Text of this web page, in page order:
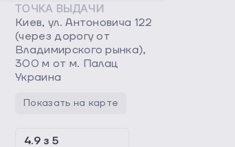
ТОЧКА ВЫДАЧИ
Киев, ул. Антоновича 122
(через дорогу от
Владимирского рынка),
300 м от м. Палац
Украина
Показать на карте
4.9з 5